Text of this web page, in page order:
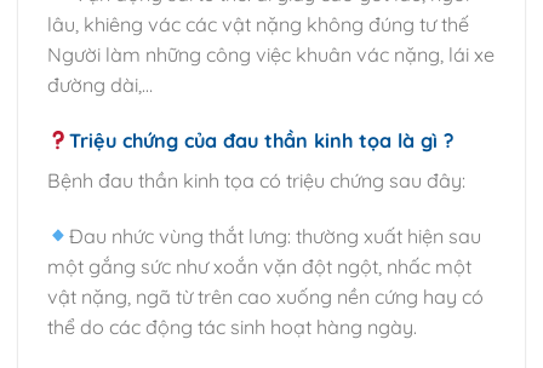
lâu, khiêng vác các vật nặng không đúng tư thế
Người làm những công việc khuân vác nặng, lái xe
đường dài,…
Triệu chứng của đau thần kinh tọa là gì ?
Bệnh đau thần kinh tọa có triệu chứng sau đây:
Đau nhức vùng thắt lưng: thường xuất hiện sau
một gắng sức như xoắn vặn đột ngột, nhấc một
vật nặng, ngã từ trên cao xuống nền cứng hay có
thể do các động tác sinh hoạt hàng ngày.